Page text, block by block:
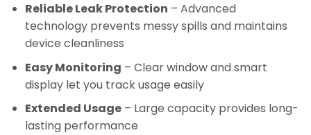
Reliable Leak Protection – Advanced
technology prevents messy spills and maintains
device cleanliness
Easy Monitoring – Clear window and smart
display let you track usage easily
Extended Usage– Large capacity provides long-
lasting performance